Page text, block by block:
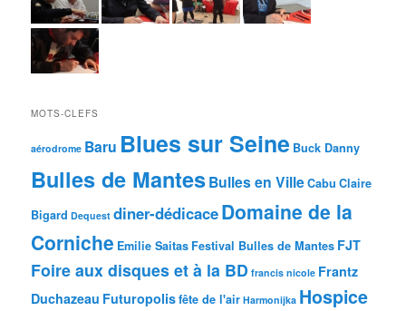
MOTS-CLEFS
aérodrome Baru Blues sur Seine Buck Danny
Bulles de MantesBulles en VilleCabu Claire
Bigard Dequest diner-dédicaceDomaine de la
Corniche Emilie Saitas Festival Bulles de Mantes FJT
Foire aux disques et à la BD francis nicole Frantz
Duchazeau Futuropolisfête de l'air Harmonijka Hospice